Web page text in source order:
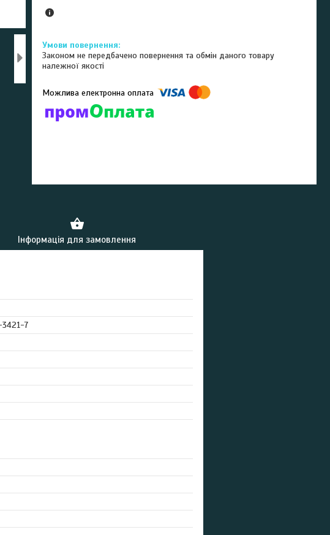
Законом не передбачено повернення та обмін даного товару
належної якості
Інформація для замовлення
7